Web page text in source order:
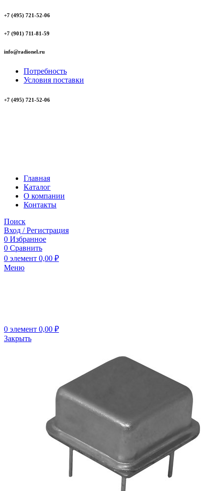
+7 (495) 721-52-06
+7 (901) 711-81-59
info@radionel.ru
Потребность
Условия поставки
+7 (495) 721-52-06
Главная
Каталог
О компании
Контакты
Поиск
Вход / Регистрация
0 Избранное
0 Сравнить
0 элемент 0,00 ₽
Меню
0 элемент 0,00 ₽
Закрыть